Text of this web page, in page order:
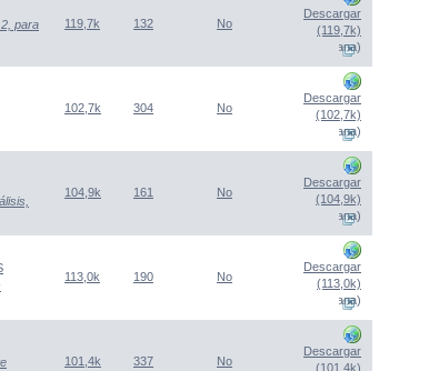
para
119,7k 132 No
Descargar
(119,7k)
(Abre una nueva ventana)
102,7k 304 No
Descargar
(102,7k)
(Abre una nueva ventana)
104,9k 161 No
Descargar
(104,9k)
(Abre una nueva ventana)
113,0k 190 No
Descargar
(113,0k)
(Abre una nueva ventana)
101,4k 337 No
Descargar
(101,4k)